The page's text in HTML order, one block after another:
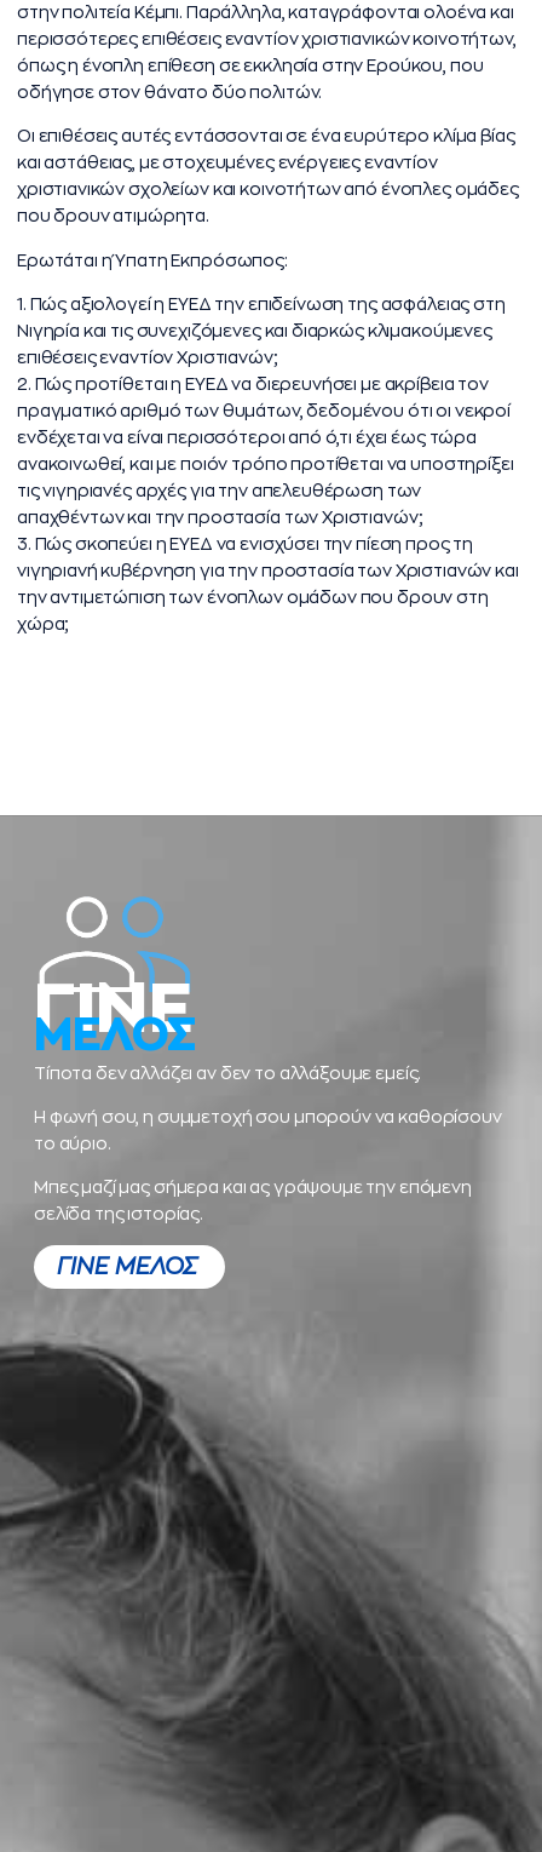
στην πολιτεία Κέμπι. Παράλληλα, καταγράφονται ολοένα και
περισσότερες επιθέσεις εναντίον χριστιανικών κοινοτήτων,
όπως η ένοπλη επίθεση σε εκκλησία στην Ερούκου, που
οδήγησε στον θάνατο δύο πολιτών.
Οι επιθέσεις αυτές εντάσσονται σε ένα ευρύτερο κλίμα βίας
και αστάθειας, με στοχευμένες ενέργειες εναντίον
χριστιανικών σχολείων και κοινοτήτων από ένοπλες ομάδες
που δρουν ατιμώρητα.
Ερωτάται η Ύπατη Εκπρόσωπος:
1. Πώς αξιολογεί η ΕΥΕΔ την επιδείνωση της ασφάλειας στη
Νιγηρία και τις συνεχιζόμενες και διαρκώς κλιμακούμενες
επιθέσεις εναντίον Χριστιανών;
2. Πώς προτίθεται η ΕΥΕΔ να διερευνήσει με ακρίβεια τον
πραγματικό αριθμό των θυμάτων, δεδομένου ότι οι νεκροί
ενδέχεται να είναι περισσότεροι από ό,τι έχει έως τώρα
ανακοινωθεί, και με ποιόν τρόπο προτίθεται να υποστηρίξει
τις νιγηριανές αρχές για την απελευθέρωση των
απαχθέντων και την προστασία των Χριστιανών;
3. Πώς σκοπεύει η ΕΥΕΔ να ενισχύσει την πίεση προς τη
νιγηριανή κυβέρνηση για την προστασία των Χριστιανών και
την αντιμετώπιση των ένοπλων ομάδων που δρουν στη
χώρα;
ΓΙΝΕ
ΜΕΛΟΣ
Τίποτα δεν αλλάζει αν δεν το αλλάξουμε εμείς.
Η φωνή σου, η συμμετοχή σου μπορούν να καθορίσουν
το αύριο.
Μπες μαζί μας σήμερα και ας γράψουμε την επόμενη
σελίδα της ιστορίας.
ΓΙΝΕ ΜΕΛΟΣ